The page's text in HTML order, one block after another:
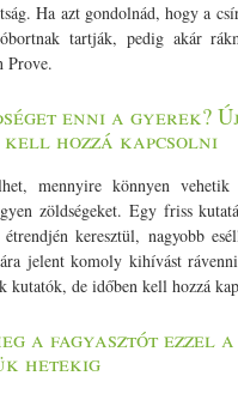
Ha azt gondolnád, hogy a
tartják, pedig akár
Prove.
enni a gyerek?
hozzá kapcsolni
mennyire könnyen
zöldségeket. Egy friss
keresztül, nagyobb
jelent komoly kihívást
kutatók, de időben kell hozzá
a fagyasztót ezzel
hetekig